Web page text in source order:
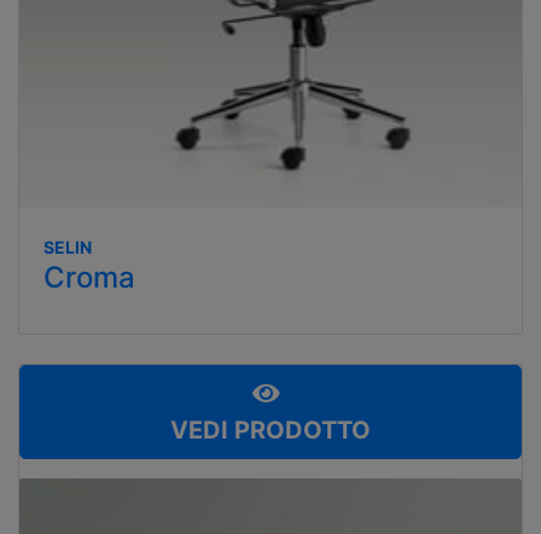
SELIN
Croma
VEDI PRODOTTO